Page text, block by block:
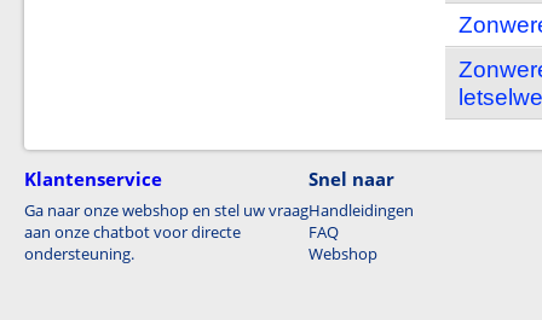
Klantenservice
Ga naar onze webshop en stel uw vraag
aan onze chatbot voor directe
ondersteuning.
Snel naar
Handleidingen
FAQ
Webshop